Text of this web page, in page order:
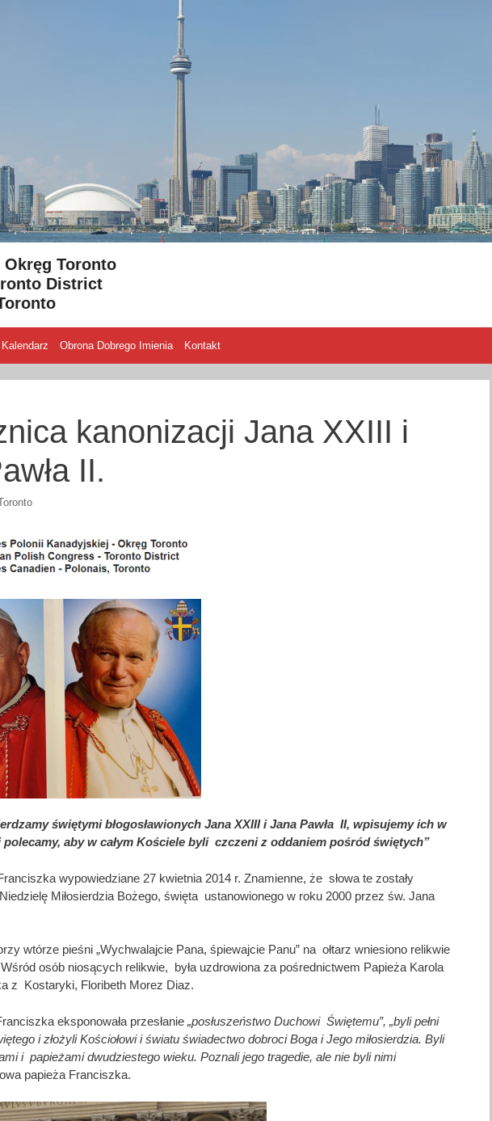
Toronto
District
Kalendarz Obrona Dobrego Imienia Kontakt
kanonizacji Jana XXIII i
II.
świętymi błogosławionych Jana XXIII i Jana Pawła II, wpisujemy ich w
aby w całym Kościele byli czczeni z oddaniem pośród świętych”
wypowiedziane 27 kwietnia 2014 r. Znamienne, że słowa te zostały
Miłosierdzia Bożego, święta ustanowionego w roku 2000 przez św. Jana
wtórze pieśni „Wychwalajcie Pana, śpiewajcie Panu” na ołtarz wniesiono relikwie
osób niosących relikwie, była uzdrowiona za pośrednictwem Papieża Karola
z Kostaryki, Floribeth Morez Diaz.
eksponowała przesłanie „posłuszeństwo Duchowi Świętemu”, „byli pełni
i złożyli Kościołowi i światu świadectwo dobroci Boga i Jego miłosierdzia. Byli
i papieżami dwudziestego wieku. Poznali jego tragedie, ale nie byli nimi
papieża Franciszka.